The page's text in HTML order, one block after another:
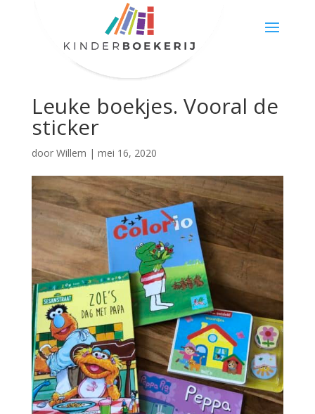
Leuke boekjes. Vooral de
sticker
door Willem | mei 16, 2020